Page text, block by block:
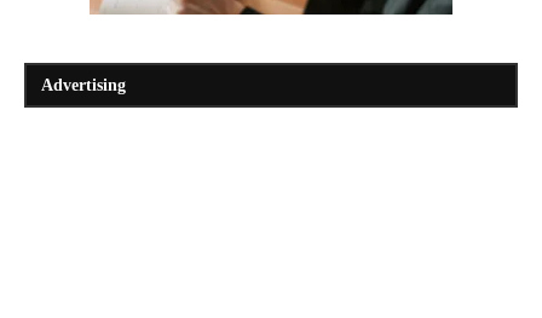
Advertising